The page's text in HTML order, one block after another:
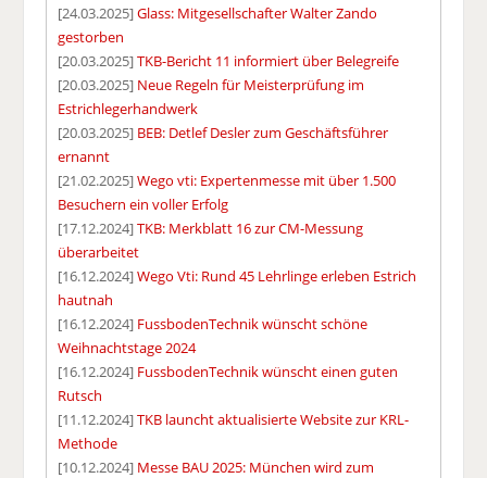
[24.03.2025]Glass: Mitgesellschafter Walter Zando
gestorben
[20.03.2025]TKB-Bericht 11 informiert über Belegreife
[20.03.2025] Neue Regeln für Meisterprüfung im
Estrichlegerhandwerk
[20.03.2025] BEB: Detlef Desler zum Geschäftsführer
ernannt
[21.02.2025]Wego vti: Expertenmesse mit über 1.500
Besuchern ein voller Erfolg
[17.12.2024]TKB: Merkblatt 16 zur CM-Messung
überarbeitet
[16.12.2024]Wego Vti: Rund 45 Lehrlinge erleben Estrich
hautnah
[16.12.2024] FussbodenTechnik wünscht schöne
Weihnachtstage 2024
[16.12.2024] FussbodenTechnik wünscht einen guten
Rutsch
[11.12.2024]TKB launcht aktualisierte Website zur KRL-
Methode
[10.12.2024] Messe BAU 2025: München wird zum